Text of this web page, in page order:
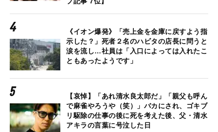
《イオン爆発》「売上金を金庫に戻すよう指
示した？」死者２名のハビタの店長に問うと
涙を流し…社員は「入口によっては入れたこ
ともあったようです」
【哀悼】「あれ清水良太郎だ」「親父も呼ん
で麻雀やろうや（笑）」バカにされ、ゴキブ
リ駆除の仕事の後に死を考えた後、父・清水
アキラの言葉に号泣した日